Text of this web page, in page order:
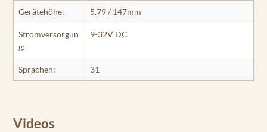
Gerätehöhe: 5.79 / 147mm
Stromversorgun
g:
9-32V DC
Sprachen: 31
Videos